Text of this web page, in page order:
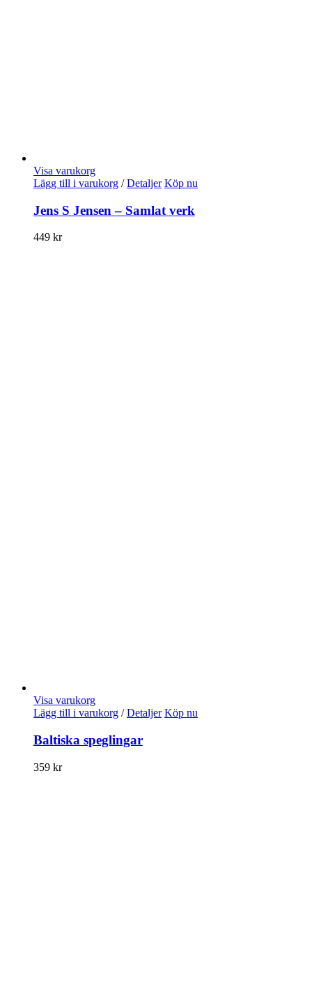
Visa varukorg
Lägg till i varukorg / Detaljer Köp nu
Jens S Jensen – Samlat verk
449 kr
Visa varukorg
Lägg till i varukorg / Detaljer Köp nu
Baltiska speglingar
359 kr